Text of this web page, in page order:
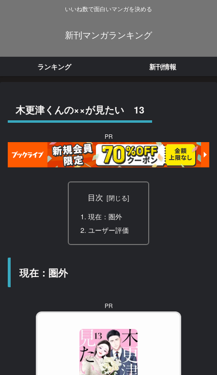
いいね数で面白いマンガを決める
新刊マンガランキング
ランキング 新刊情報
木更津くんの××が見たい 13
PR
目次
現在：圏外
ユーザー評価
現在：圏外
PR